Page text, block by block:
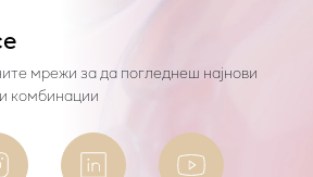
мрежи за да погледнеш најнови
комбинации